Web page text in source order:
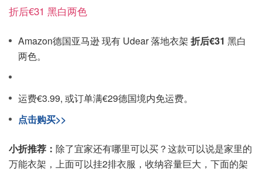
折后€31 黑白两色
Amazon德国亚马逊 现有 Udear 落地衣架 折后€31 黑白
两色。
运费€3.99, 或订单满€29德国境内免运费。
点击购买>>
小折推荐： 除了宜家还有哪里可以买？这款可以说是家里的
万能衣架，上面可以挂2排衣服，收纳容量巨大，下面的架